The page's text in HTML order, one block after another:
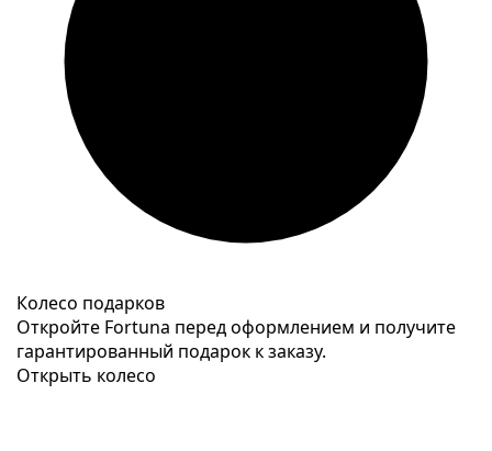
Колесо подарков
Откройте Fortuna перед оформлением и получите
гарантированный подарок к заказу.
Открыть колесо